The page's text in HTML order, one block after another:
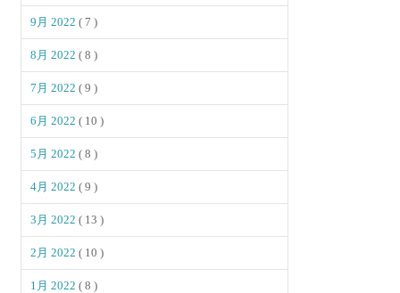
9月 2022( 7 )
8月 2022( 8 )
7月 2022( 9 )
6月 2022( 10 )
5月 2022( 8 )
4月 2022( 9 )
3月 2022( 13 )
2月 2022( 10 )
1月 2022( 8 )